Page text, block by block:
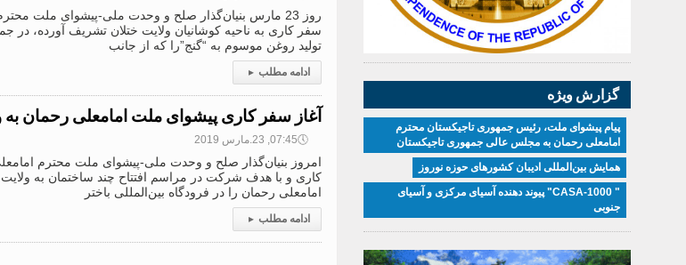
روز 23 مارس بنیان‌گذار صلح و وحدت ملی-پیشوای ملت
سفر کاری به ناحیه کوشانیان ولایت ختلان تشریف آورده، در
تولید روغن موسوم به “گنج”را که از جانب
ادامه مطلب ▸
آغاز سفر کاری پیشوای ملت امامعلی رحمان به
🕔07:45, 23.مارس 2019
امروز بنیان‌گذار صلح و وحدت ملی-پیشوای ملت محترم
کاری و با هدف شرکت در مراسم افتتاح چند ساختمان به
امامعلی رحمان را در فرودگاه بین‌المللی باختر
ادامه مطلب ▸
گزارش ویژه
پیام پیشوای ملت، رئیس جمهوری تاجیکستان محترم
امامعلی رحمان به مجلس عالی جمهوری تاجیکستان
همایش بین‌المللی ادیبان کشور‌های حوزه نوروز
" CASA-1000" پیوند دهنده آسیای مرکزی و آسیای
جنوبی